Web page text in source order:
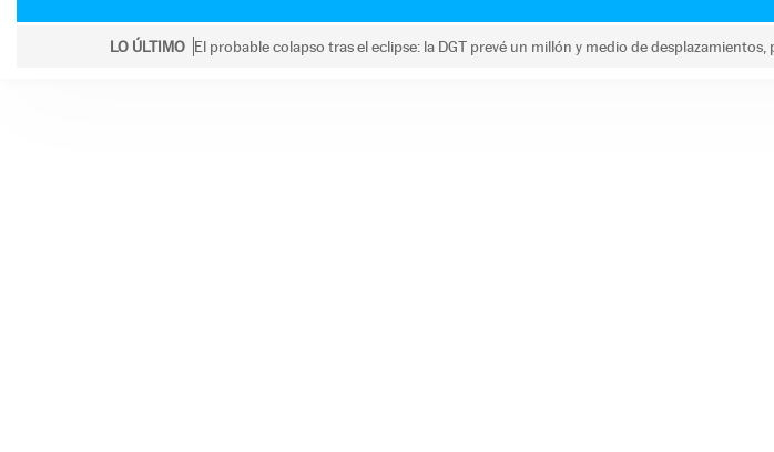
LO ÚLTIMO El probable colapso tras el eclipse: la DGT prevé un millón y medio de